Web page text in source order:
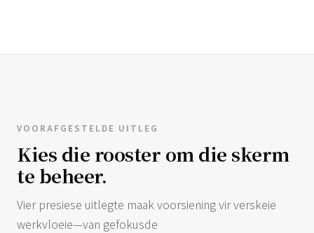
VOORAFGESTELDE UITLEG
Kies die rooster om die skerm
te beheer.
Vier presiese uitlegte maak voorsiening vir verskeie
werkvloeie—van gefokusde